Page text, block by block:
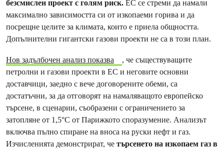
безсмислен проект с голям риск. ЕС се стреми да намали
максимално зависимостта си от изкопаеми горива и да
посрещне целите за климата, които е приела общността.
Допълнителни гигантски газови проекти не са в този план.
Нов задълбочен анализ показва
, че съществуващите
петролни и газови проекти в ЕС и неговите основни
доставчици, заедно с вече договорените обеми, са
достатъчни, за да отговорят на намаляващото европейско
търсене, в сценарии, съобразени с ограничението за
затопляне от 1,5°C от Парижкото споразумение. Анализът
включва пълно спиране на вноса на руски нефт и газ.
Изчисленията демонстрират, че търсенето на изкопаем газ в